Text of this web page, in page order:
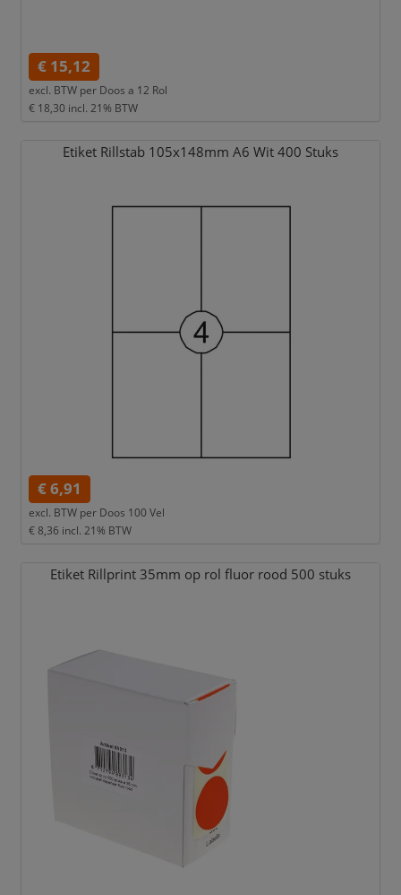
€ 15,12
excl. BTW per Doos a 12 Rol
€ 18,30 incl. 21% BTW
Etiket Rillstab 105x148mm A6 Wit 400 Stuks
€ 6,91
excl. BTW per Doos 100 Vel
€ 8,36 incl. 21% BTW
Etiket Rillprint 35mm op rol fluor rood 500 stuks